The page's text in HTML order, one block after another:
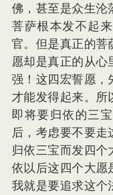
佛，甚至是众生沦
菩萨根本发不起
官。但是真正的菩
愿却是真正的从心
强！这四宏誓愿，
才能发得起来。所
即将要归依的三
后，考虑要不要
归依三宝而发四个
依以后这四个大愿
我就是要追求这个